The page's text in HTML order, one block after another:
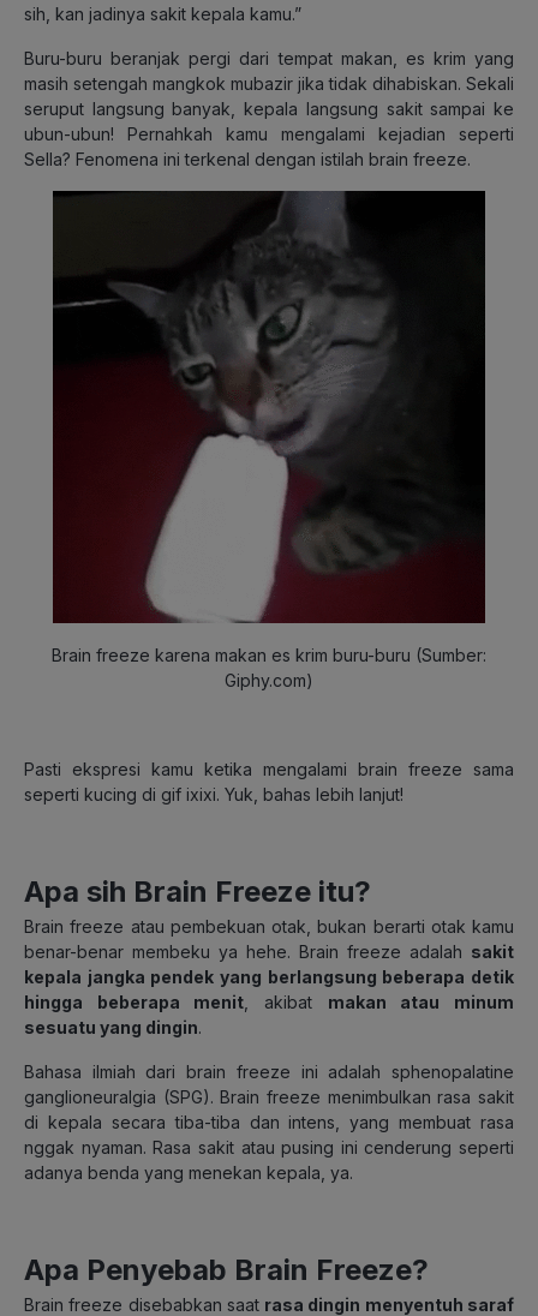
sih, kan jadinya sakit kepala kamu.”
Buru-buru beranjak pergi dari tempat makan, es krim yang
masih setengah mangkok mubazir jika tidak dihabiskan. Sekali
seruput langsung banyak, kepala langsung sakit sampai ke
ubun-ubun! Pernahkah kamu mengalami kejadian seperti
Sella? Fenomena ini terkenal dengan istilah brain freeze.
Brain freeze karena makan es krim buru-buru (Sumber:
Giphy.com)
Pasti ekspresi kamu ketika mengalami brain freeze sama
seperti kucing di gif ixixi. Yuk, bahas lebih lanjut!
Apa sih Brain Freeze itu?
Brain freeze atau pembekuan otak, bukan berarti otak kamu
benar-benar membeku ya hehe. Brain freeze adalah sakit
kepala jangka pendek yang berlangsung beberapa detik
hingga beberapa menit , akibat makan atau minum
sesuatu yang dingin.
Bahasa ilmiah dari brain freeze ini adalah sphenopalatine
ganglioneuralgia (SPG). Brain freeze menimbulkan rasa sakit
di kepala secara tiba-tiba dan intens, yang membuat rasa
nggak nyaman. Rasa sakit atau pusing ini cenderung seperti
adanya benda yang menekan kepala, ya.
Apa Penyebab Brain Freeze?
Brain freeze disebabkan saat rasa dingin menyentuh saraf